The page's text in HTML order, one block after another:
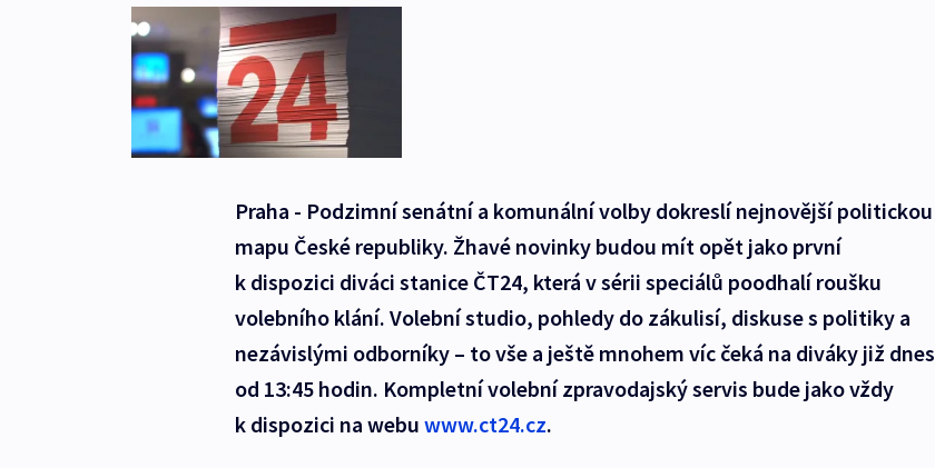
Praha - Podzimní senátní a komunální volby dokreslí nejnovější politickou
mapu České republiky. Žhavé novinky budou mít opět jako první
k dispozici diváci stanice ČT24, která v sérii speciálů poodhalí roušku
volebního klání. Volební studio, pohledy do zákulisí, diskuse s politiky a
nezávislými odborníky – to vše a ještě mnohem víc čeká na diváky již dnes
od 13:45 hodin. Kompletní volební zpravodajský servis bude jako vždy
k dispozici na webu www.ct24.cz.